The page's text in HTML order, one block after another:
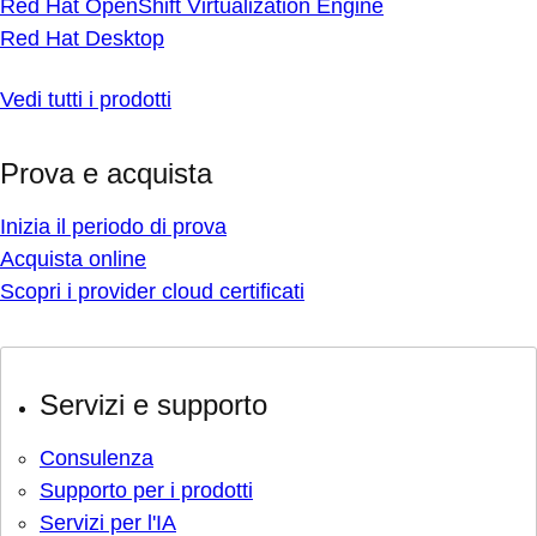
Red Hat OpenShift Virtualization Engine
Red Hat Desktop
Vedi tutti i prodotti
Prova e acquista
Inizia il periodo di prova
Acquista online
Scopri i provider cloud certificati
Servizi e supporto
Consulenza
Supporto per i prodotti
Servizi per l'IA